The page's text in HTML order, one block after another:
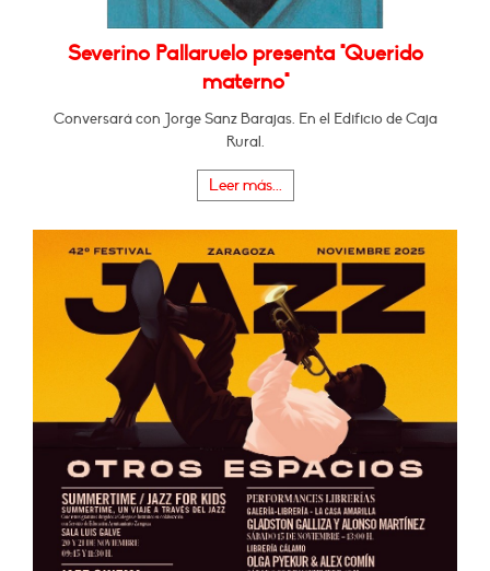
Severino Pallaruelo presenta "Querido
materno"
Conversará con Jorge Sanz Barajas. En el Edificio de Caja
Rural.
Leer más...